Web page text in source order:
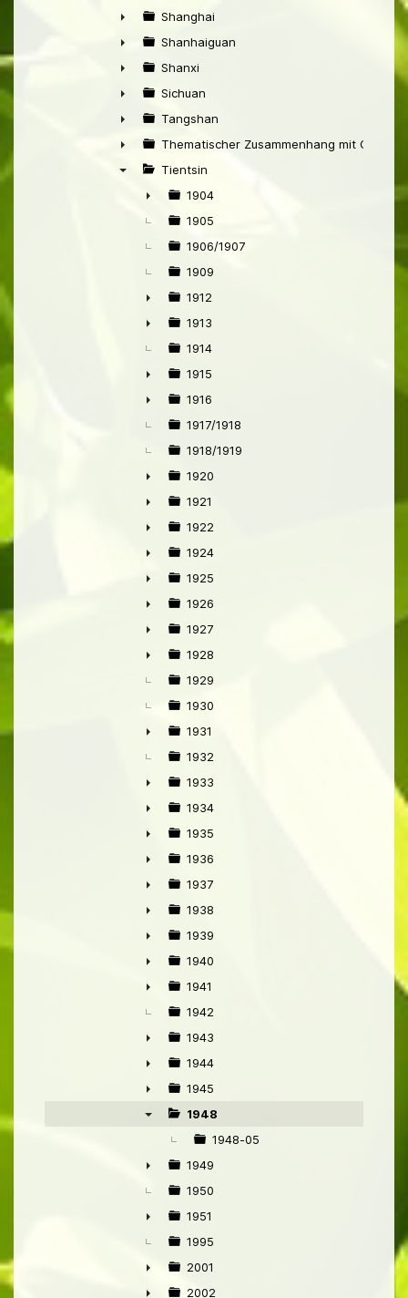
►
►
Shanghai
►
Shanhaiguan
►
Shanxi
►
Sichuan
►
Tangshan
►
Thematischer Zusammenhang mit China
Tientsin
►
1904
1905
1906/1907
1909
►
1912
►
1913
1914
►
1915
►
1916
1917/1918
1918/1919
►
1920
►
1921
►
1922
►
1924
►
1925
►
1926
►
1927
►
1928
1929
1930
►
1931
1932
►
1933
►
1934
►
1935
►
1936
►
1937
►
1938
►
1939
►
1940
►
1941
1942
►
1943
►
1944
►
1945
1948
1948-05
►
1949
1950
►
1951
1995
►
2001
2002